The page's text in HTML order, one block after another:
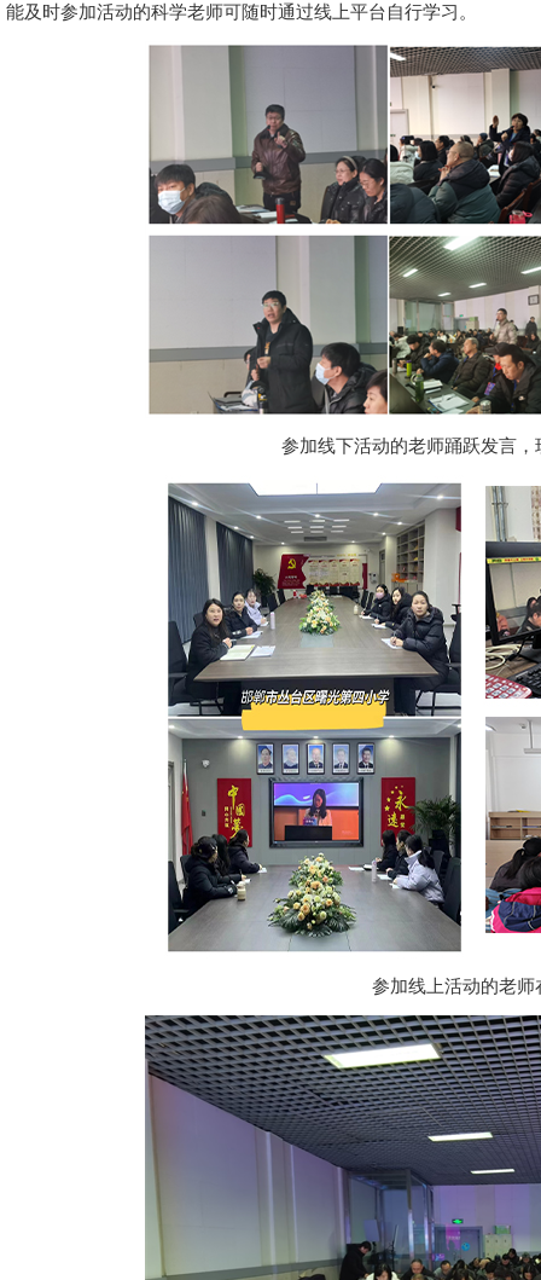
能及时参加活动的科学老师可随时通过线上平台自行学习。
参加线下活动的老师踊跃发言
参加线上活动的老师